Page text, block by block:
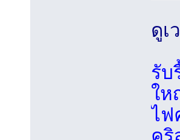
ดูเ
รับ
ให
ไฟ